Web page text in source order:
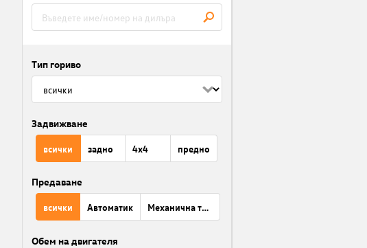
Тип гориво
Задвижване
всички задно 4x4 предно
Предаване
всички Автоматик Механична трансмисия
Обем на двигателя